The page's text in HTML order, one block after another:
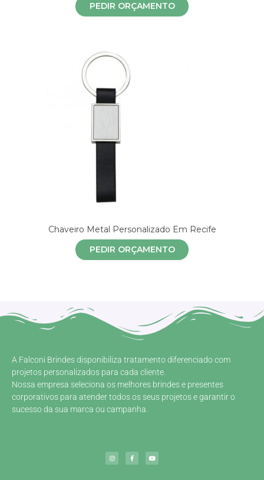
PEDIR ORÇAMENTO
Chaveiro Metal Personalizado Em Recife
PEDIR ORÇAMENTO
A Falconi Brindes disponibiliza tratamento diferenciado com
projetos personalizados para cada cliente.
Nossa empresa seleciona os melhores brindes e presentes
corporativos para atender todos os seus projetos e garantir o
sucesso da sua marca ou campanha.